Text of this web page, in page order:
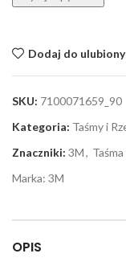
Dodaj do
SKU: 7100071659_90
Kategoria: Taśmy i
Znaczniki: 3M,
Marka: 3M
OPIS